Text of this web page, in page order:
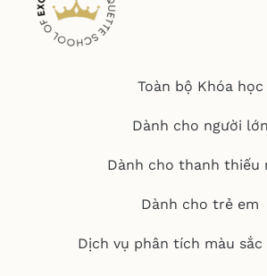
Toàn bộ Khóa học
Dành cho người lớn
Dành cho thanh thiếu
Dành cho trẻ em
Dịch vụ phân tích màu sắc